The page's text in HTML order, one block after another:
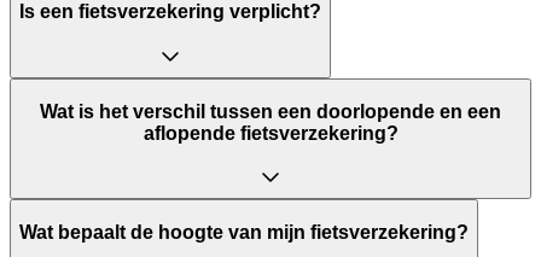
Is een fietsverzekering verplicht?
Wat is het verschil tussen een doorlopende en een
aflopende fietsverzekering?
Wat bepaalt de hoogte van mijn fietsverzekering?